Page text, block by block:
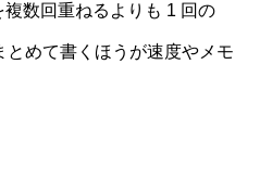
数回重ねるよりも 1 回の
めて書くほうが速度やメモ